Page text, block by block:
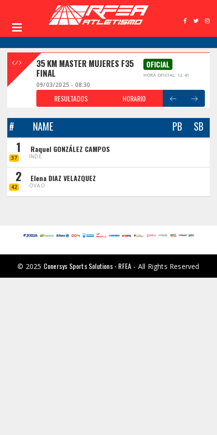
35 KM MASTER MUJERES F35
FINAL
OFICIAL
HORA OFICIAL: 12:41
09/03/2025 - 08:30
RESULTADOS HORARIO
# NAME PB SB
1
37
Raquel GONZÁLEZ CAMPOS
INDE
2
42
Elena DIAZ VELAZQUEZ
OVAO
© 2025 Conersys Sports Solutions - RFEA - All Rights Reserved